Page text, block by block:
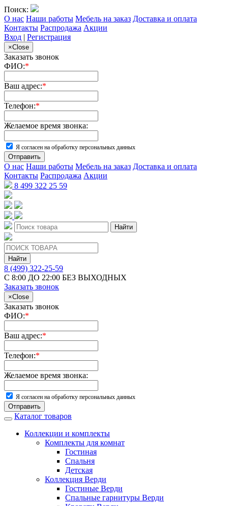
Поиск:
О нас Наши работы Мебель на заказ Доставка и оплата
Контакты Распродажа Акции
Вход | Регистрация
×Close
Заказать звонок
ФИО:*
Ваш адрес:*
Телефон:*
Желаемое время звонка:
Я согласен на обработку персональных данных
Отправить
О нас Наши работы Мебель на заказ Доставка и оплата
Контакты Распродажа Акции
8 499 322 25 59
Найти
Найти
8 (499) 322-25-59
С 8:00 ДО 22:00 БЕЗ ВЫХОДНЫХ
Заказать звонок
×Close
Заказать звонок
ФИО:*
Ваш адрес:*
Телефон:*
Желаемое время звонка:
Я согласен на обработку персональных данных
Отправить
Каталог товаров
Коллекции и комплекты
Комплекты для комнат
Гостиная
Спальня
Детская
Коллекция Верди
Гостиные Верди
Спальные гарнитуры Верди